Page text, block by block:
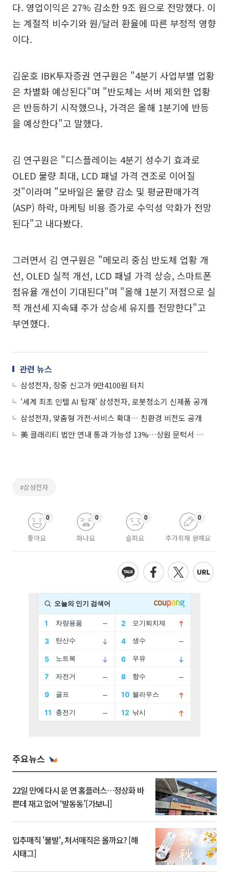
다. 영업이익은 27% 감소한 9조 원으로 전망했다. 이
는 계절적 비수기와 원/달러 환율에 따른 부정적 영향
이다.
김운호 IBK투자증권 연구원은 "4분기 사업부별 업황
은 차별화 예상된다"며 "반도체는 서버 제외한 업황
은 반등하기 시작했으나, 가격은 올해 1분기에 반등
을 예상한다"고 말했다.
김 연구원은 "디스플레이는 4분기 성수기 효과로
OLED 물량 최대, LCD 패널 가격 견조로 이어질
것"이라며 "모바일은 물량 감소 및 평균판매가격
(ASP) 하락, 마케팅 비용 증가로 수익성 악화가 전망
된다"고 내다봤다.
그러면서 김 연구원은 "메모리 중심 반도체 업황 개
선, OLED 실적 개선, LCD 패널 가격 상승, 스마트폰
점유율 개선이 기대된다"며 "올해 1분기 저점으로 실
적 개선세 지속돼 주가 상승세 유지를 전망한다"고
부연했다.
관련 뉴스
삼성전자, 장중 신고가 9만4100원 터치
‘세계 최초 인텔 AI 탑재’ 삼성전자, 로봇청소기 신제품 공개
삼성전자, 맞춤형 가전·서비스 확대… 친환경 비전도 공개
美 클래리티 법안 연내 통과 가능성 13%…상원 문턱서 제동
#삼성전자
좋아요
0
화나요
0
슬퍼요
0
추가취재 원해요
0
주요뉴스
22일 만에 다시 문 연 홈플러스…정상화 바
쁜데 재고 없어 ‘발동동’[가보니]
입추매직 '불발', 처서매직은 올까요? [해
시태그]